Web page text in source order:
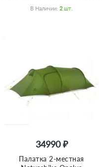
В Наличии: 2 Шт.
34990 ₽
Палатка 2-местная